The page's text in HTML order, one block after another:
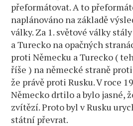
přeformátovat. A to
naplánováno na základě
války. Za 1. světové války
a Turecko na opačných
proti Německu a Turecko (
říše ) na německé straně
že právě proti Rusku. V roce
Německo drtilo a bylo jasné,
zvítězí. Proto byl v Rusku
státní převrat.